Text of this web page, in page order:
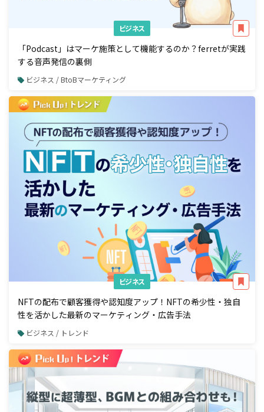
ビジネス
「Podcast」はマーケ施策として機能するのか？ferretが実践
する音声発信の裏側
ビジネス / BtoBマーケティング
ビジネス
NFTの配布で顧客獲得や認知度アップ！NFTの希少性・独自
性を活かした最新のマーケティング・広告手法
ビジネス / トレンド